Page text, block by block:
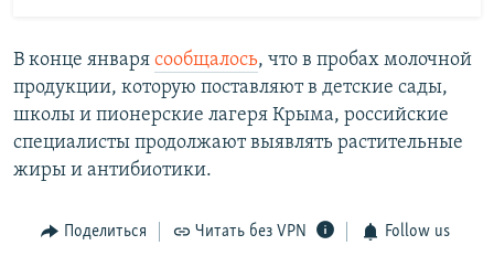
В конце января сообщалось, что в пробах молочной
продукции, которую поставляют в детские сады,
школы и пионерские лагеря Крыма, российские
специалисты продолжают выявлять растительные
жиры и антибиотики.
Поделиться Читать без VPN Follow us